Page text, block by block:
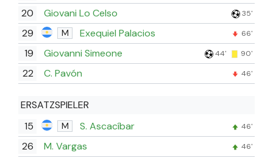
20 Giovani Lo Celso 35'
29 M Exequiel Palacios 66'
19 Giovanni Simeone 44' 90'
22 C. Pavón 46'
ERSATZSPIELER
15
M S. Ascacíbar 46'
26 M. Vargas 46'